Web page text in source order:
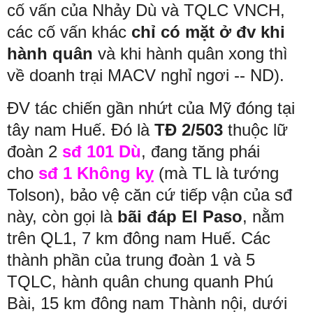
cố vấn của Nhảy Dù và TQLC VNCH,
các cố vấn khác chỉ có mặt ở đv khi
hành quân và khi hành quân xong thì
về doanh trại MACV nghỉ ngơi -- ND).
ĐV tác chiến gần nhứt của Mỹ đóng tại
tây nam Huế. Đó là TĐ 2/503 thuộc lữ
đoàn 2 sđ 101 Dù, đang tăng phái
cho sđ 1 Không kỵ (mà TL là tướng
Tolson), bảo vệ căn cứ tiếp vận của sđ
này, còn gọi là bãi đáp El Paso, nằm
trên QL1, 7 km đông nam Huế. Các
thành phần của trung đoàn 1 và 5
TQLC, hành quân chung quanh Phú
Bài, 15 km đông nam Thành nội, dưới